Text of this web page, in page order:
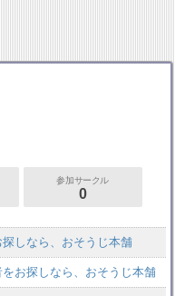
参加サークル
0
探しなら、おそうじ本舗
をお探しなら、おそうじ本舗